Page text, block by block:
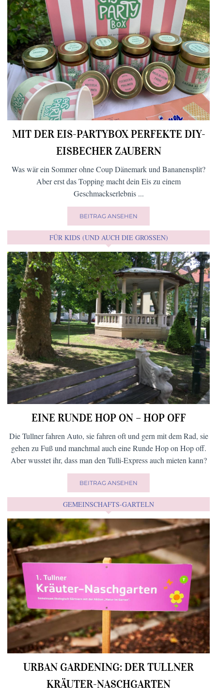
MIT DER EIS-PARTYBOX PERFEKTE DIY-
EISBECHER ZAUBERN
Was wär ein Sommer ohne Coup Dänemark und Bananensplit?
Aber erst das Topping macht dein Eis zu einem
Geschmackserlebnis ...
BEITRAG ANSEHEN
FÜR KIDS (UND AUCH DIE GROSSEN)
EINE RUNDE HOP ON – HOP OFF
Die Tullner fahren Auto, sie fahren oft und gern mit dem Rad, sie
gehen zu Fuß und manchmal auch eine Runde Hop on Hop off.
Aber wusstet ihr, dass man den Tulli-Express auch mieten kann?
BEITRAG ANSEHEN
GEMEINSCHAFTS-GARTELN
URBAN GARDENING: DER TULLNER
KRÄUTER-NASCHGARTEN